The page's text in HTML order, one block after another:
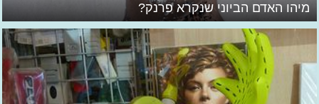
מיהו האדם הביוני שנקרא פרנק?